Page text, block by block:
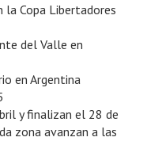
la Copa Libertadores
del Valle en
en Argentina
y finalizan el 28 de
zona avanzan a las